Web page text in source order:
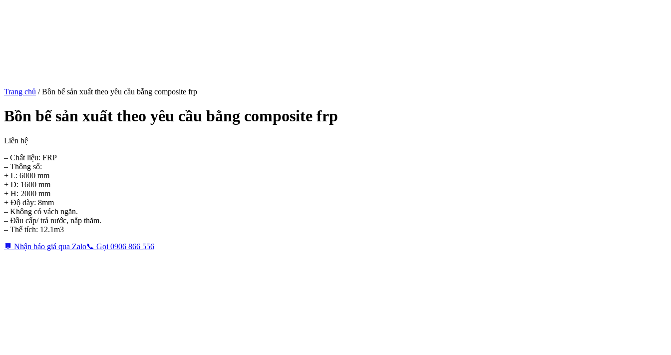
Trang chủ /Bồn bể sản xuất theo yêu cầu bằng composite frp
Bồn bể sản xuất theo yêu cầu bằng composite frp
Liên hệ
– Chất liệu: FRP
– Thông số:
+ L: 6000 mm
+ D: 1600 mm
+ H: 2000 mm
+ Độ dày: 8mm
– Không có vách ngăn.
– Đầu cấp/ trả nước, nắp thăm.
– Thể tích: 12.1m3
💬 Nhận báo giá qua Zalo📞 Gọi 0906 866 556